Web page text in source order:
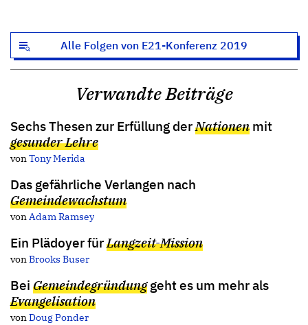
Alle Folgen von E21-Konferenz 2019
Verwandte Beiträge
Sechs Thesen zur Erfüllung derNationen mit
gesunder Lehre
vonTony Merida
Das gefährliche Verlangen nach
Gemeindewachstum
vonAdam Ramsey
Ein Plädoyer fürLangzeit-Mission
vonBrooks Buser
Bei Gemeindegründunggeht es um mehr als
Evangelisation
vonDoug Ponder